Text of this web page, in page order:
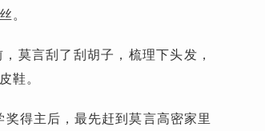
。
莫言刮了刮胡子，梳理下头发，
鞋。
得主后，最先赶到莫言高密家里